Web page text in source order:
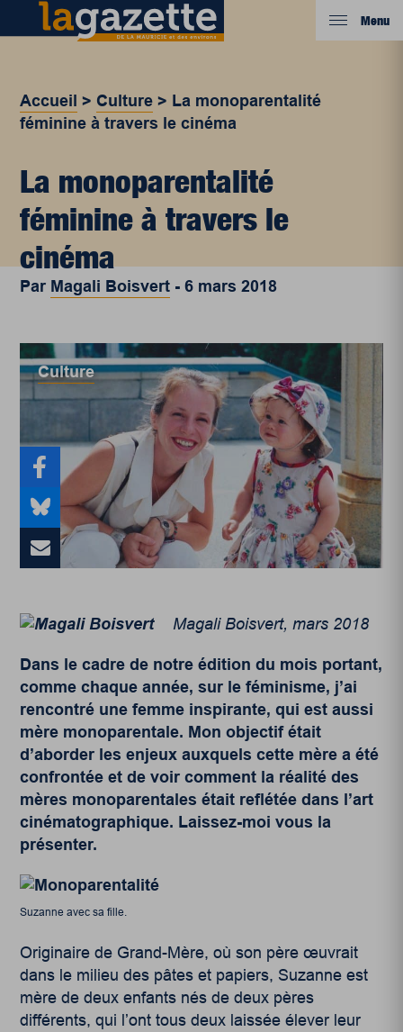
Menu
Accueil > Culture > La monoparentalité
féminine à travers le cinéma
La monoparentalité
féminine à travers le
cinéma
Par Magali Boisvert -6 mars 2018
Culture
Magali Boisvert, mars 2018
Dans le cadre de notre édition du mois portant,
comme chaque année, sur le féminisme, j’ai
rencontré une femme inspirante, qui est aussi
mère monoparentale. Mon objectif était
d’aborder les enjeux auxquels cette mère a été
confrontée et de voir comment la réalité des
mères monoparentales était reflétée dans l’art
cinématographique. Laissez-moi vous la
présenter.
Suzanne avec sa fille.
Originaire de Grand-Mère, où son père œuvrait
dans le milieu des pâtes et papiers, Suzanne est
mère de deux enfants nés de deux pères
différents, qui l’ont tous deux laissée élever leur